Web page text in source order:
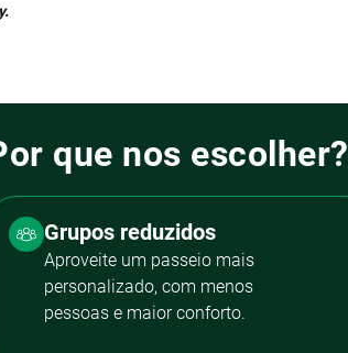
que nos escolher?
Grupos reduzidos
Aproveite um passeio mais
personalizado, com menos
pessoas e maior conforto.